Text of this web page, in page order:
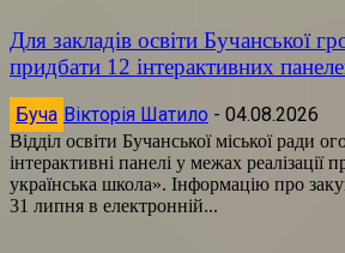
Для закладів освіти Бучанської
придбати 12 інтерактивних
Буча Вікторія Шатило - 04.08.2026
Відділ освіти Бучанської міської ради
інтерактивні панелі у межах реалізації
українська школа». Інформацію про
31 липня в електронній...